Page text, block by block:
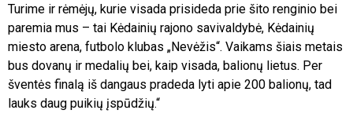
Turime ir rėmėjų, kurie visada prisideda prie šito renginio bei
paremia mus – tai Kėdainių rajono savivaldybė, Kėdainių
miesto arena, futbolo klubas „Nevėžis“. Vaikams šiais metais
bus dovanų ir medalių bei, kaip visada, balionų lietus. Per
šventės finalą iš dangaus pradeda lyti apie 200 balionų, tad
lauks daug puikių įspūdžių.“